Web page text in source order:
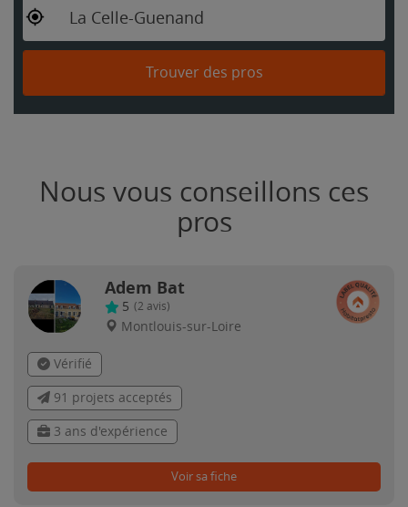
La Celle-Guenand
Trouver des pros
Nous vous conseillons ces
pros
Adem Bat
5 (2 avis)
Montlouis-sur-Loire
Vérifié
91 projets acceptés
3 ans d'expérience
Voir sa fiche